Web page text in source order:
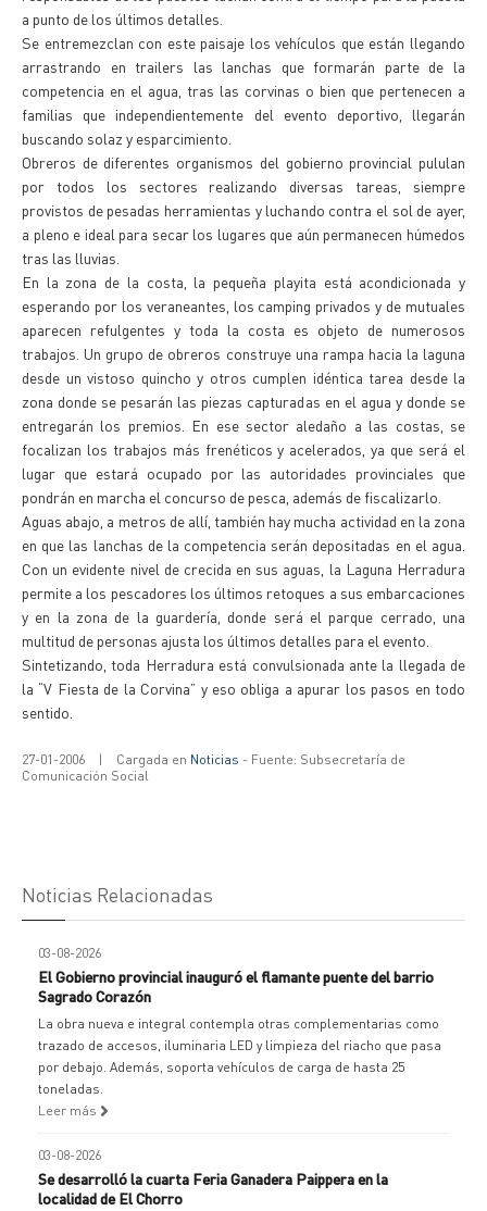
a punto de los últimos detalles.
Se entremezclan con este paisaje los vehículos que están llegando
arrastrando en trailers las lanchas que formarán parte de la
competencia en el agua, tras las corvinas o bien que pertenecen a
familias que independientemente del evento deportivo, llegarán
buscando solaz y esparcimiento.
Obreros de diferentes organismos del gobierno provincial pululan
por todos los sectores realizando diversas tareas, siempre
provistos de pesadas herramientas y luchando contra el sol de ayer,
a pleno e ideal para secar los lugares que aún permanecen húmedos
tras las lluvias.
En la zona de la costa, la pequeña playita está acondicionada y
esperando por los veraneantes, los camping privados y de mutuales
aparecen refulgentes y toda la costa es objeto de numerosos
trabajos. Un grupo de obreros construye una rampa hacia la laguna
desde un vistoso quincho y otros cumplen idéntica tarea desde la
zona donde se pesarán las piezas capturadas en el agua y donde se
entregarán los premios. En ese sector aledaño a las costas, se
focalizan los trabajos más frenéticos y acelerados, ya que será el
lugar que estará ocupado por las autoridades provinciales que
pondrán en marcha el concurso de pesca, además de fiscalizarlo.
Aguas abajo, a metros de allí, también hay mucha actividad en la zona
en que las lanchas de la competencia serán depositadas en el agua.
Con un evidente nivel de crecida en sus aguas, la Laguna Herradura
permite a los pescadores los últimos retoques a sus embarcaciones
y en la zona de la guardería, donde será el parque cerrado, una
multitud de personas ajusta los últimos detalles para el evento.
Sintetizando, toda Herradura está convulsionada ante la llegada de
la “V Fiesta de la Corvina” y eso obliga a apurar los pasos en todo
sentido.
27-01-2006 | Cargada en Noticias - Fuente: Subsecretaría de
Comunicación Social
Noticias Relacionadas
03-08-2026
El Gobierno provincial inauguró el flamante puente del barrio
Sagrado Corazón
La obra nueva e integral contempla otras complementarias como
trazado de accesos, iluminaria LED y limpieza del riacho que pasa
por debajo. Además, soporta vehículos de carga de hasta 25
toneladas.
Leer más
03-08-2026
Se desarrolló la cuarta Feria Ganadera Paippera en la
localidad de El Chorro